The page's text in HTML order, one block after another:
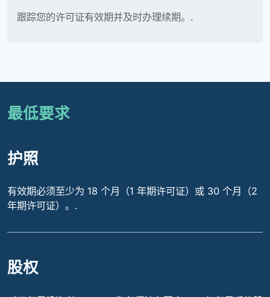
跟踪您的许可证有效期并及时办理续期。.
最低要求
护照
有效期必须至少为 18 个月（1 年期许可证）或 30 个月（2
年期许可证）。.
股权